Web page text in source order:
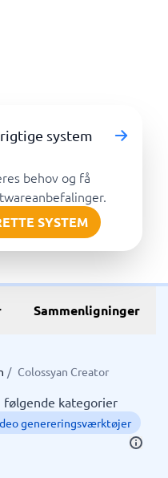
system
behov og få
SYSTEM
Sammenligninger
/ Colossyan Creator
følgende kategorier
genereringsværktøjer